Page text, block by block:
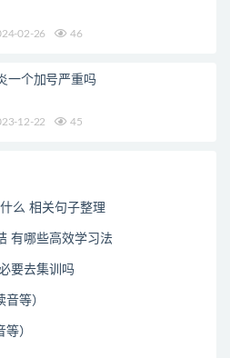
02-26 46
一个加号严重吗
12-22 45
么 相关句子整理
有哪些高效学习法
要去集训吗
等）
）